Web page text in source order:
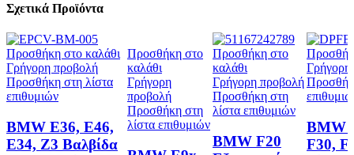
Σχετικά Προϊόντα
Προσθήκη στο καλάθι
Γρήγορη προβολή
Προσθήκη στη λίστα
επιθυμιών
BMW E36, E46,
E34, Z3 Βαλβίδα
Προσθήκη στο
καλάθι
Γρήγορη
προβολή
Προσθήκη στη
λίστα επιθυμιών
Προσθήκη στο
καλάθι
Γρήγορη προβολή
Προσθήκη στη
λίστα επιθυμιών
BMW F20
Γρήγορη
BMW
F30,